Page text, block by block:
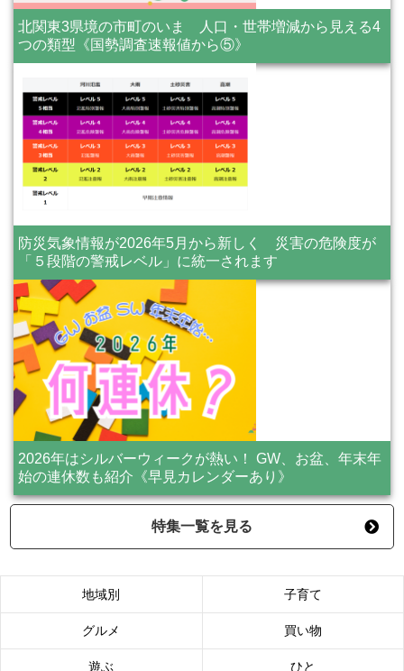
北関東3県境の市町のいま 人口・世帯増減から見える4
つの類型《国勢調査速報値から⑤》
防災気象情報が2026年5月から新しく 災害の危険度が
「５段階の警戒レベル」に統一されます
2026年はシルバーウィークが熱い！ GW、お盆、年末年
始の連休数も紹介《早見カレンダーあり》
特集一覧を見る
地域別 子育て
グルメ 買い物
遊ぶ ひと